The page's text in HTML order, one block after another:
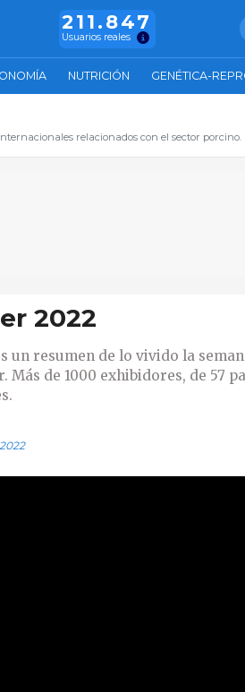
211.847
Usuarios reales
NUTRICIÓN GENÉTICA-
relacionados con el sector porcino.
2022
un resumen de lo vivido la
Más de 1000 exhibidores, de 57